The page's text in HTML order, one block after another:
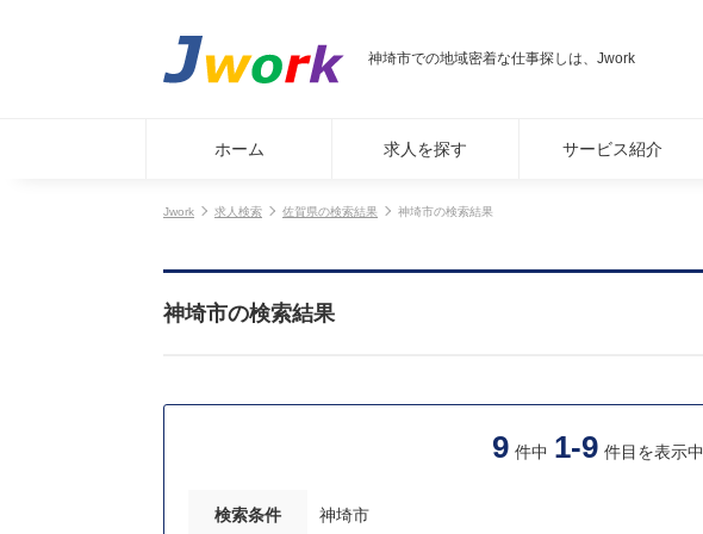
神埼市での地域密着な仕事探しは、Jwork
ホーム 求人を探す サービス紹介
Jwork 求人検索 佐賀県の検索結果 神埼市の検索結果
神埼市の検索結果
9 件中 1-9 件目を表示中
検索条件 神埼市